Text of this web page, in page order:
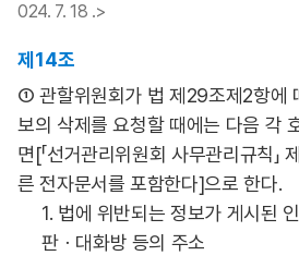
024. 7. 18 .>
제14조
① 관할위원회가 법 제29조제2항에
보의 삭제를 요청할 때에는 다음 각
면[「선거관리위원회 사무관리규칙
른 전자문서를 포함한다]으로 한다.
1. 법에 위반되는 정보가 게시된
판ㆍ대화방 등의 주소